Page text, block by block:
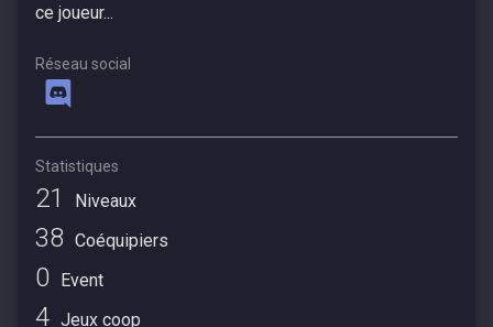
ce joueur...
Réseau social
Statistiques
21 Niveaux
38 Coéquipiers
0 Event
4 Jeux coop